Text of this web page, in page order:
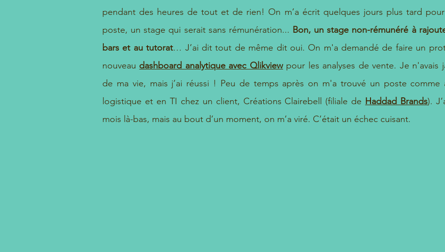
L'échec cuisant
pendant des heures de tout et de rien! On m’a écrit quelques jours plus tard pour
poste, un stage qui serait sans rémunération... Bon, un stage non-rémunéré à
bars et au tutorat… J’ai dit tout de même dit oui. On m'a demandé de faire un
nouveau dashboard analytique avec Qlikviewpour les analyses de vente. Je n'avais
de ma vie, mais j’ai réussi ! Peu de temps après on m'a trouvé un poste comme
logistique et en TI chez un client, Créations Clairebell (filiale de Haddad Brands).
mois là-bas, mais au bout d’un moment, on m’a viré. C’était un échec cuisant.